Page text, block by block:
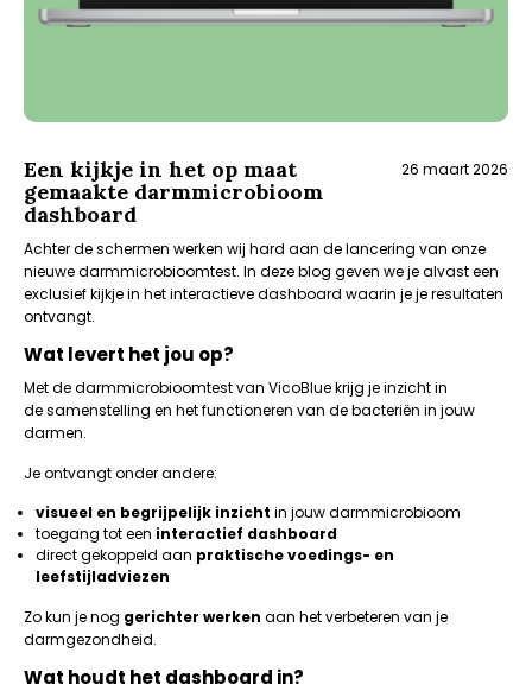
Een kijkje in het op maat
gemaakte darmmicrobioom
dashboard
26 maart 2026
Achter de schermen werken wij hard aan de lancering van onze
nieuwe darmmicrobioomtest. In deze blog geven we je alvast een
exclusief kijkje in het interactieve dashboard waarin je je resultaten
ontvangt.
Wat levert het jou op?
Met de darmmicrobioomtest van VicoBlue krijg je inzicht in
de samenstelling en het functioneren van de bacteriën in jouw
darmen.
Je ontvangt onder andere:
visueel en begrijpelijk inzicht in jouw darmmicrobioom
toegang tot een interactief dashboard
direct gekoppeld aan praktische voedings- en
leefstijladviezen
Zo kun je nog gerichter werken aan het verbeteren van je
darmgezondheid.
Wat houdt het dashboard in?